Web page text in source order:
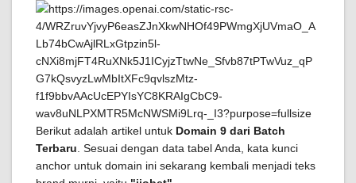
Berikut adalah artikel untuk Domain 9 dari Batch
Terbaru . Sesuai dengan data tabel Anda, kata kunci
anchor untuk domain ini sekarang kembali menjadi teks